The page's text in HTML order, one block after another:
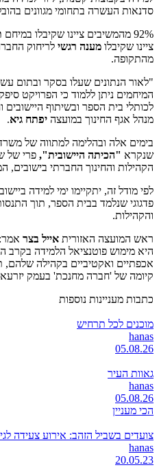
סדנאות העשרה בתחומי מגוונים
92% מהמשיבים ציינו שקיבלו במיחם
ציינו שקיבלו מענה רגשי לריחוק
מהתקופה.
"לאור הנתונים שעלו בסקר ובתום
המיחמים ניתן ללמוד כי הפרויקט
לכותלי בית הספר ובשיתוף
מנהל אגף החינוך במועצה יפתח גיא.
בימים אלה ובהלימה למתווה של
שנקרא "הכיתה היישובית", פרי של
הקהילות והחינוך החברתי בישובים,
לפי מודל זה, יתקיימו ימי למידה
פדגוגי שנלמד בבית הספר, תוך
והקהילות.
ראש המועצה האזורית אייל בצר
היא מימוש פוטנציאל הלמידה בקרב
אכפתיים ואקטיביים בקהילה שלהם,
קיומה של 'חברה מחנכת' בעמק
כתבות מעניינות נוספות
מוכנים לכל תרחיש
hanas
05.08.26
גאוות העיר
hanas
05.08.26
הכי מעניין
צועדים בשביל הזהב: אירוע צעידה
hanas
20.05.23